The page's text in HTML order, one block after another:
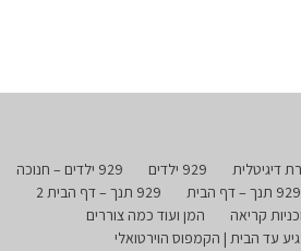
929 ילדים
929 ילדים – חנוכה
929 תנך – דף הבית
929 תנך – דף הבית 2
קריאה
המן ועוד כמה צוררים
עד הבית | הקמפוס הוירטואלי